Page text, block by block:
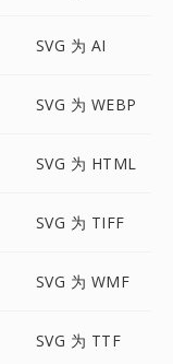
SVG 为 AI
SVG 为 WEBP
SVG 为 HTML
SVG 为 TIFF
SVG 为 WMF
SVG 为 TTF